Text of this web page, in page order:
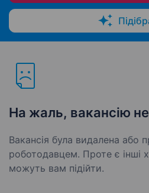
На жаль, вакансію
Вакансія була видалена або
роботодавцем. Проте є інші
можуть вам підійти.